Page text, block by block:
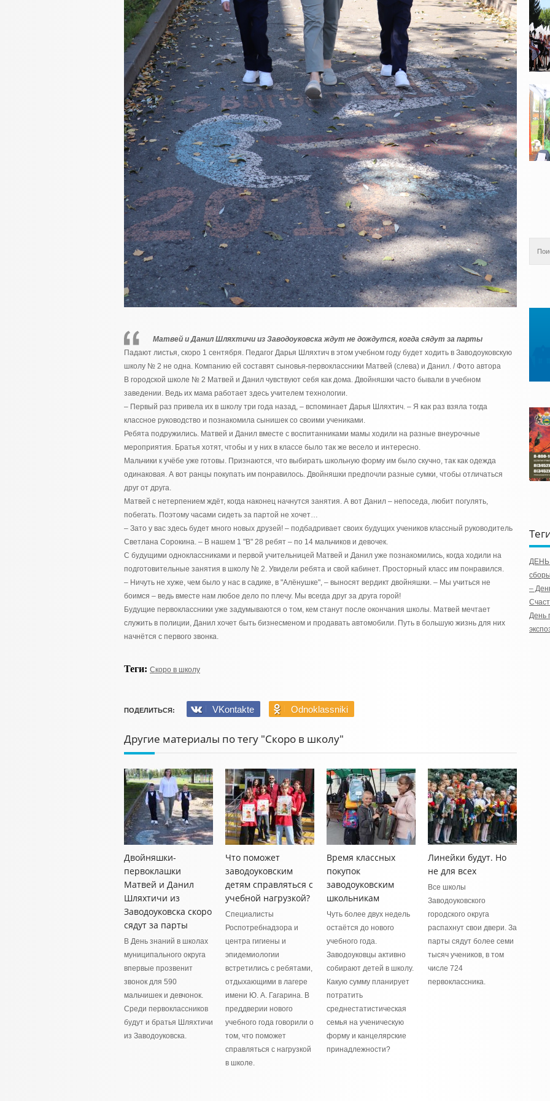
Матвей и Данил Шляхтичи из Заводоуковска ждут не дождутся, когда сядут за парты
Падают листья, скоро 1 сентября. Педагог Дарья Шляхтич в этом учебном году будет ходить в Заводоуковскую
школу № 2 не одна. Компанию ей составят сыновья-первоклассники Матвей (слева) и Данил. / Фото автора
В городской школе № 2 Матвей и Данил чувствуют себя как дома. Двойняшки часто бывали в учебном
заведении. Ведь их мама работает здесь учителем технологии.
– Первый раз привела их в школу три года назад, – вспоминает Дарья Шляхтич. – Я как раз взяла тогда
классное руководство и познакомила сынишек со своими учениками.
Ребята подружились. Матвей и Данил вместе с воспитанниками мамы ходили на разные внеурочные
мероприятия. Братья хотят, чтобы и у них в классе было так же весело и интересно.
Мальчики к учёбе уже готовы. Признаются, что выбирать школьную форму им было скучно, так как одежда
одинаковая. А вот ранцы покупать им понравилось. Двойняшки предпочли разные сумки, чтобы отличаться
друг от друга.
Матвей с нетерпением ждёт, когда наконец начнутся занятия. А вот Данил – непоседа, любит погулять,
побегать. Поэтому часами сидеть за партой не хочет…
– Зато у вас здесь будет много новых друзей! – подбадривает своих будущих учеников классный руководитель
Светлана Сорокина. – В нашем 1 "В" 28 ребят – по 14 мальчиков и девочек.
С будущими одноклассниками и первой учительницей Матвей и Данил уже познакомились, когда ходили на
подготовительные занятия в школу № 2. Увидели ребята и свой кабинет. Просторный класс им понравился.
– Ничуть не хуже, чем было у нас в садике, в "Алёнушке", – выносят вердикт двойняшки. – Мы учиться не
боимся – ведь вместе нам любое дело по плечу. Мы всегда друг за друга горой!
Будущие первоклассники уже задумываются о том, кем станут после окончания школы. Матвей мечтает
служить в полиции, Данил хочет быть бизнесменом и продавать автомобили. Путь в большую жизнь для них
начнётся с первого звонка.
Теги: Скоро в школу
ПОДЕЛИТЬСЯ: VKontakte Odnoklassniki
Другие материалы по тегу "Скоро в школу"
Двойняшки-
первоклашки
Матвей и Данил
Шляхтичи из
Заводоуковска скоро
сядут за парты
В День знаний в школах
муниципального округа
впервые прозвенит
звонок для 590
мальчишек и девчонок.
Среди первоклассников
будут и братья Шляхтичи
из Заводоуковска.
Что поможет
заводоуковским
детям справляться с
учебной нагрузкой?
Специалисты
Роспотребнадзора и
центра гигиены и
эпидемиологии
встретились с ребятами,
отдыхающими в лагере
имени Ю. А. Гагарина. В
преддверии нового
учебного года говорили о
том, что поможет
справляться с нагрузкой
в школе.
Время классных
покупок
заводоуковским
школьникам
Чуть более двух недель
остаётся до нового
учебного года.
Заводоуковцы активно
собирают детей в школу.
Какую сумму планирует
потратить
среднестатистическая
семья на ученическую
форму и канцелярские
принадлежности?
Линейки будут. Но
не для всех
Все школы
Заводоуковского
городского округа
распахнут свои двери. За
парты сядут более семи
тысяч учеников, в том
числе 724
первоклассника.
–
День